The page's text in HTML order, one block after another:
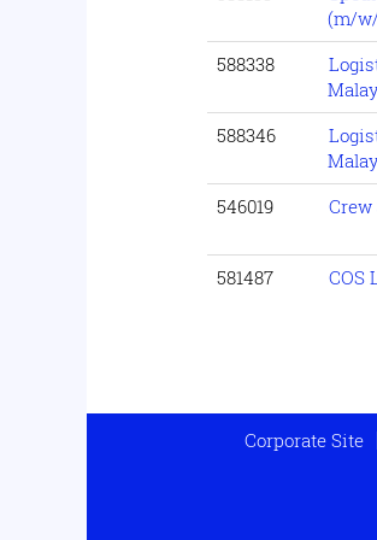
(m/
588338
588346
546019
581487
COS
Corporate Site